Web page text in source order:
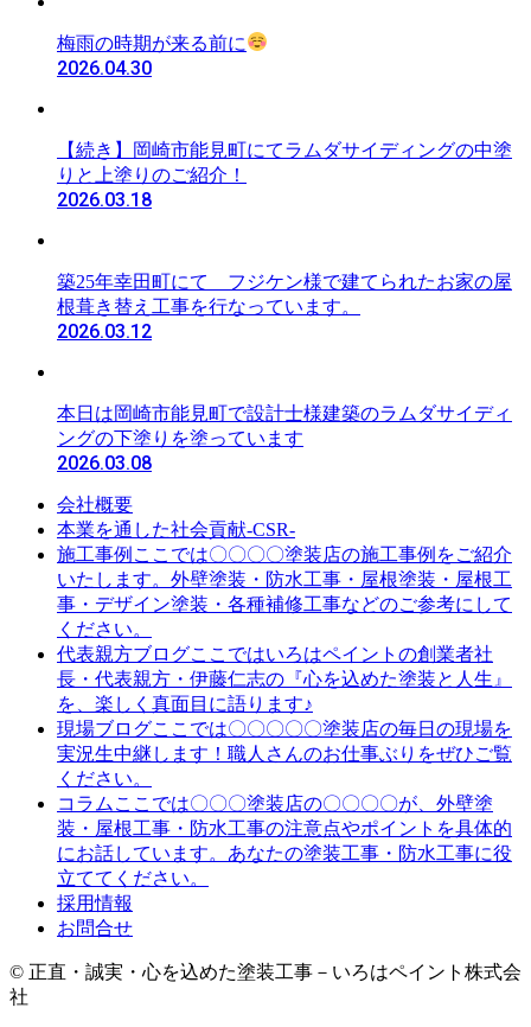
梅雨の時期が来る前に
2026.04.30
【続き】岡崎市能見町にてラムダサイディングの中塗
りと上塗りのご紹介！
2026.03.18
築25年幸田町にて フジケン様で建てられたお家の屋
根葺き替え工事を行なっています。
2026.03.12
本日は岡崎市能見町で設計士様建築のラムダサイディ
ングの下塗りを塗っています
2026.03.08
会社概要
本業を通した社会貢献-CSR-
施工事例 ここでは〇〇〇〇塗装店の施工事例をご紹介
いたします。外壁塗装・防水工事・屋根塗装・屋根工
事・デザイン塗装・各種補修工事などのご参考にして
ください。
代表親方ブログここではいろはペイントの創業者社
長・代表親方・伊藤仁志の『心を込めた塗装と人生』
を、楽しく真面目に語ります♪
現場ブログここでは〇〇〇〇〇塗装店の毎日の現場を
実況生中継します！職人さんのお仕事ぶりをぜひご覧
ください。
コラム ここでは〇〇〇塗装店の〇〇〇〇が、外壁塗
装・屋根工事・防水工事の注意点やポイントを具体的
にお話しています。あなたの塗装工事・防水工事に役
立ててください。
採用情報
お問合せ
© 正直・誠実・心を込めた塗装工事－いろはペイント株式会
社